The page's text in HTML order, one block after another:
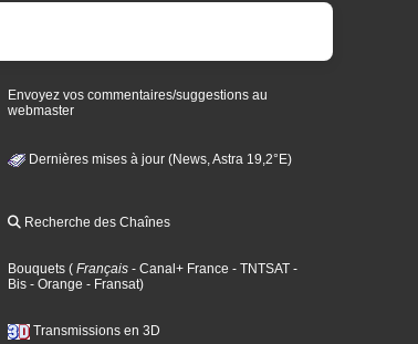
Envoyez vos commentaires/suggestions au
webmaster
Dernières mises à jour (News, Astra 19,2°E)
Recherche des Chaînes
Bouquets ( Français - Canal+ France - TNTSAT -
Bis - Orange - Fransat)
Transmissions en 3D